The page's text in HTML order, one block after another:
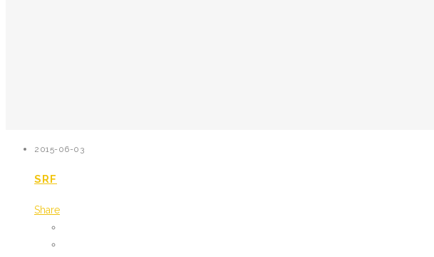
2015-06-03
SRF
Share